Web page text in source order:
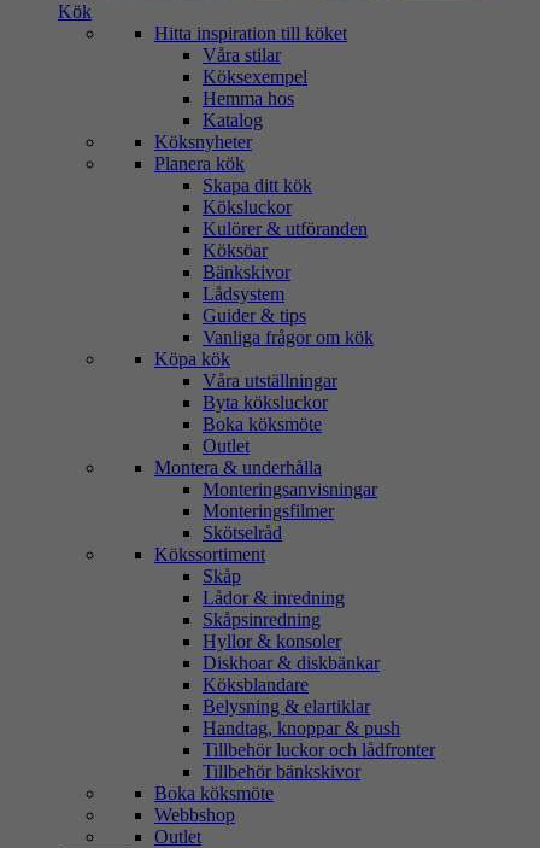
Kök
Hitta inspiration till köket
Våra stilar
Köksexempel
Hemma hos
Katalog
Köksnyheter
Planera kök
Skapa ditt kök
Köksluckor
Kulörer & utföranden
Köksöar
Bänkskivor
Lådsystem
Guider & tips
Vanliga frågor om kök
Köpa kök
Våra utställningar
Byta köksluckor
Boka köksmöte
Outlet
Montera & underhålla
Monteringsanvisningar
Monteringsfilmer
Skötselråd
Kökssortiment
Skåp
Lådor & inredning
Skåpsinredning
Hyllor & konsoler
Diskhoar & diskbänkar
Köksblandare
Belysning & elartiklar
Handtag, knoppar & push
Tillbehör luckor och lådfronter
Tillbehör bänkskivor
Boka köksmöte
Webbshop
Outlet